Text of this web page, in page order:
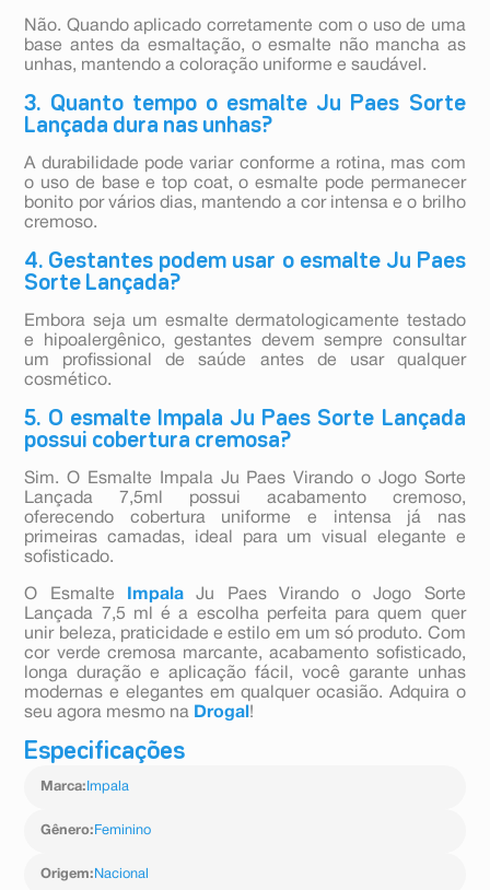
Não. Quando aplicado corretamente com o uso de uma
base antes da esmaltação, o esmalte não mancha as
unhas, mantendo a coloração uniforme e saudável.
3. Quanto tempo o esmalte Ju Paes Sorte
Lançada dura nas unhas?
A durabilidade pode variar conforme a rotina, mas com
o uso de base e top coat, o esmalte pode permanecer
bonito por vários dias, mantendo a cor intensa e o brilho
cremoso.
4. Gestantes podem usar o esmalte Ju Paes
Sorte Lançada?
Embora seja um esmalte dermatologicamente testado
e hipoalergênico, gestantes devem sempre consultar
um profissional de saúde antes de usar qualquer
cosmético.
5. O esmalte Impala Ju Paes Sorte Lançada
possui cobertura cremosa?
Sim. O Esmalte Impala Ju Paes Virando o Jogo Sorte
Lançada 7,5ml possui acabamento cremoso,
oferecendo cobertura uniforme e intensa já nas
primeiras camadas, ideal para um visual elegante e
sofisticado.
O Esmalte Impala
Ju Paes Virando o Jogo Sorte
Lançada 7,5 ml é a escolha perfeita para quem quer
unir beleza, praticidade e estilo em um só produto. Com
cor verde cremosa marcante, acabamento sofisticado,
longa duração e aplicação fácil, você garante unhas
modernas e elegantes em qualquer ocasião. Adquira o
seu agora mesmo na Drogal !
Especificações
Marca: Impala
Gênero: Feminino
Origem: Nacional